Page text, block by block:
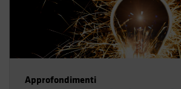
Approfondimenti